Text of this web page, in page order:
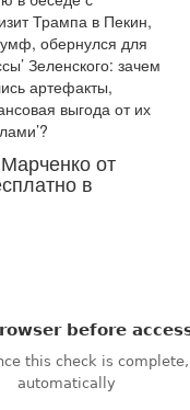
Трампа в Пекин,
обернулся для
Зеленского: зачем
артефакты,
выгода от их
от
в